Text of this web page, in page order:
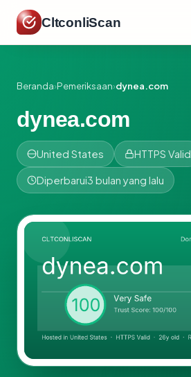
CltconliScan
Beranda›Pemeriksaan›dynea.com
dynea.com
United States HTTPS Valid
Diperbarui3 bulan yang lalu